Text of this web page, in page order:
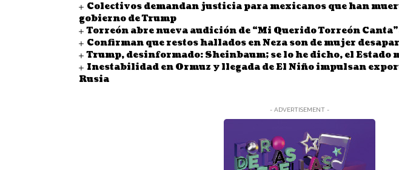
Colectivos demandan justicia para mexicanos que han
gobierno de Trump
Torreón abre nueva audición de “Mi Querido Torreón
Confirman que restos hallados en Neza son de mujer
Trump, desinformado: Sheinbaum; se lo he dicho, el Estado
Inestabilidad en Ormuz y llegada de El Niño impulsan
Rusia
- ADVERTISEMENT -